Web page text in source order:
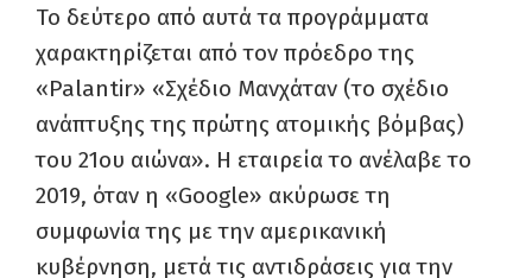
Το δεύτερο από αυτά τα προγράμματα
χαρακτηρίζεται από τον πρόεδρο της
«Palantir» «Σχέδιο Μανχάταν (το σχέδιο
ανάπτυξης της πρώτης ατομικής βόμβας)
του 21ου αιώνα». Η εταιρεία το ανέλαβε το
2019, όταν η «Google» ακύρωσε τη
συμφωνία της με την αμερικανική
κυβέρνηση, μετά τις αντιδράσεις για την